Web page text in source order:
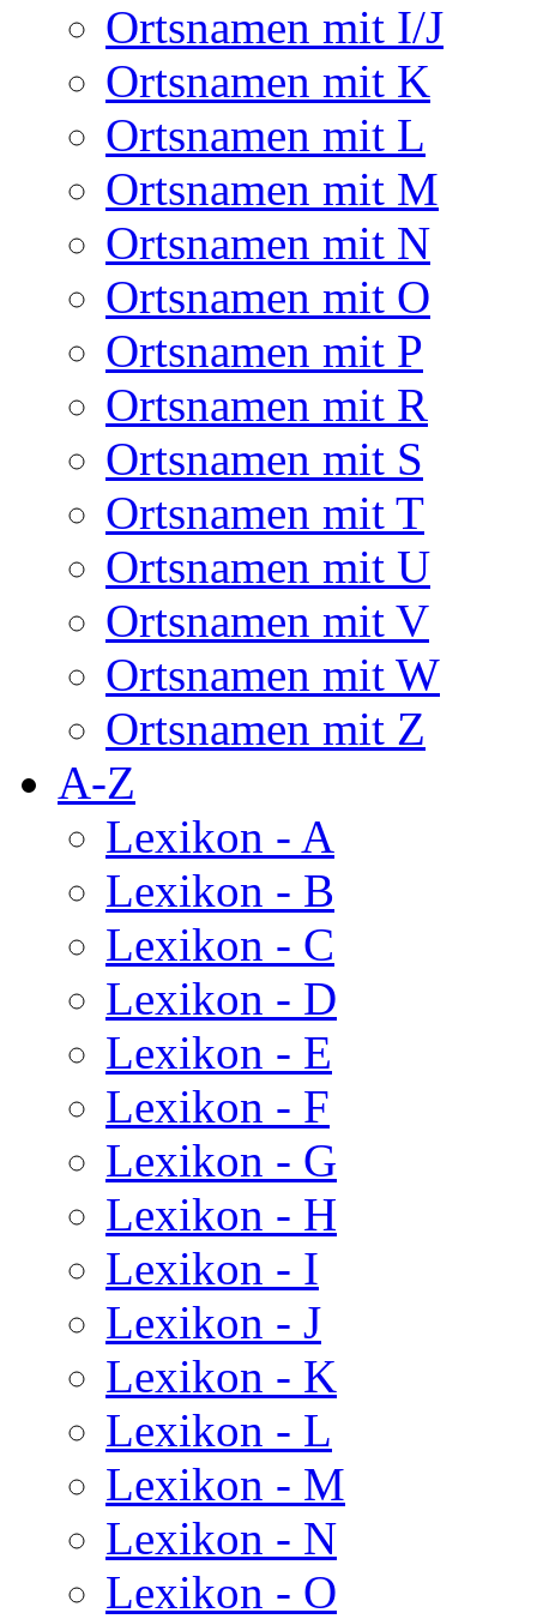
Ortsnamen mit I/J
Ortsnamen mit K
Ortsnamen mit L
Ortsnamen mit M
Ortsnamen mit N
Ortsnamen mit O
Ortsnamen mit P
Ortsnamen mit R
Ortsnamen mit S
Ortsnamen mit T
Ortsnamen mit U
Ortsnamen mit V
Ortsnamen mit W
Ortsnamen mit Z
A-Z
Lexikon - A
Lexikon - B
Lexikon - C
Lexikon - D
Lexikon - E
Lexikon - F
Lexikon - G
Lexikon - H
Lexikon - I
Lexikon - J
Lexikon - K
Lexikon - L
Lexikon - M
Lexikon - N
Lexikon - O